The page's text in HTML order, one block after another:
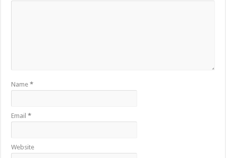
Name*
Email*
Website